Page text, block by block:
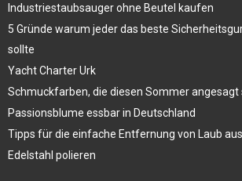
Industriestaubsauger ohne Beutel kaufen
5 Gründe warum jeder das beste
sollte
Yacht Charter Urk
Schmuckfarben, die diesen Sommer angesagt
Passionsblume essbar in Deutschland
Tipps für die einfache Entfernung von Laub
Edelstahl polieren